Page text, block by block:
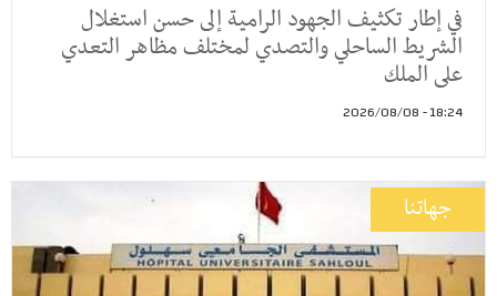
في إطار تكثيف الجهود الرامية إلى حسن استغلال
الشريط الساحلي والتصدي لمختلف مظاهر التعدي
على الملك
18:24 - 2026/08/08
جهاتنا